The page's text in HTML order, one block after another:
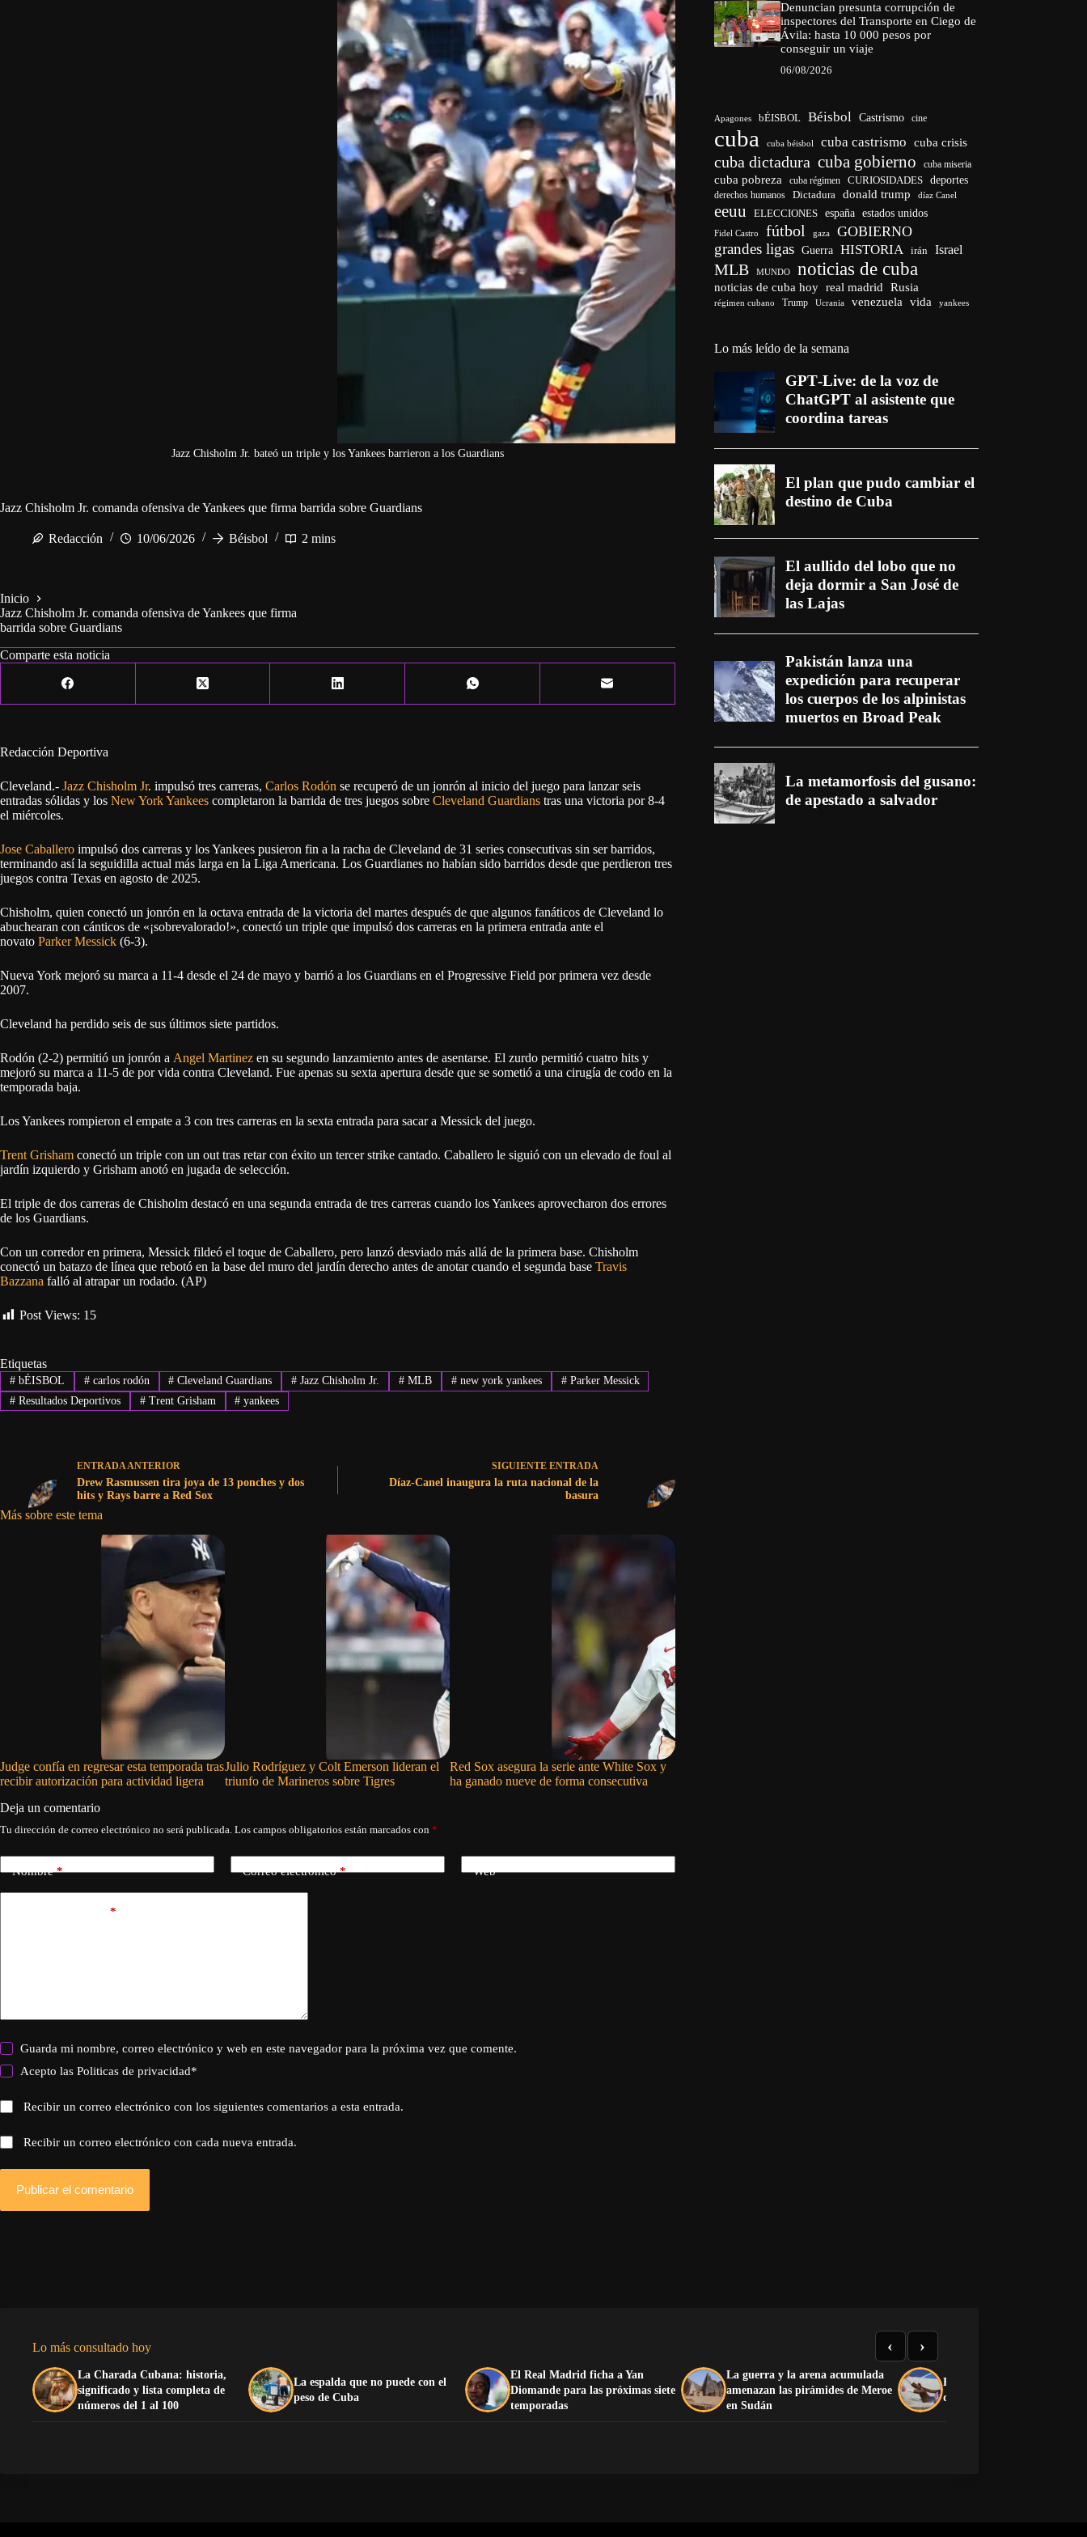
Jazz Chisholm Jr. bateó un triple y los Yankees barrieron a los Guardians
Jazz Chisholm Jr. comanda ofensiva de Yankees que firma barrida sobre Guardians
Redacción 10/06/2026 Béisbol 2 mins
Inicio
Jazz Chisholm Jr. comanda ofensiva de Yankees que firma
barrida sobre Guardians
Comparte esta noticia
Redacción Deportiva
Cleveland.- Jazz Chisholm Jr. impulsó tres carreras, Carlos Rodón se recuperó de un jonrón al inicio del juego para lanzar seis
entradas sólidas y los New York Yankees completaron la barrida de tres juegos sobre Cleveland Guardians tras una victoria por 8-4
el miércoles.
Jose Caballero impulsó dos carreras y los Yankees pusieron fin a la racha de Cleveland de 31 series consecutivas sin ser barridos,
terminando así la seguidilla actual más larga en la Liga Americana. Los Guardianes no habían sido barridos desde que perdieron tres
juegos contra Texas en agosto de 2025.
Chisholm, quien conectó un jonrón en la octava entrada de la victoria del martes después de que algunos fanáticos de Cleveland lo
abuchearan con cánticos de «¡sobrevalorado!», conectó un triple que impulsó dos carreras en la primera entrada ante el
novato Parker Messick (6-3).
Nueva York mejoró su marca a 11-4 desde el 24 de mayo y barrió a los Guardians en el Progressive Field por primera vez desde
2007.
Cleveland ha perdido seis de sus últimos siete partidos.
Rodón (2-2) permitió un jonrón a Angel Martinez en su segundo lanzamiento antes de asentarse. El zurdo permitió cuatro hits y
mejoró su marca a 11-5 de por vida contra Cleveland. Fue apenas su sexta apertura desde que se sometió a una cirugía de codo en la
temporada baja.
Los Yankees rompieron el empate a 3 con tres carreras en la sexta entrada para sacar a Messick del juego.
Trent Grisham conectó un triple con un out tras retar con éxito un tercer strike cantado. Caballero le siguió con un elevado de foul al
jardín izquierdo y Grisham anotó en jugada de selección.
El triple de dos carreras de Chisholm destacó en una segunda entrada de tres carreras cuando los Yankees aprovecharon dos errores
de los Guardians.
Con un corredor en primera, Messick fildeó el toque de Caballero, pero lanzó desviado más allá de la primera base. Chisholm
conectó un batazo de línea que rebotó en la base del muro del jardín derecho antes de anotar cuando el segunda base Travis
Bazzana falló al atrapar un rodado. (AP)
Post Views: 15
Etiquetas
#bÉISBOL #carlos rodón # Cleveland Guardians # Jazz Chisholm Jr. # MLB #new york yankees #Parker Messick
#Resultados Deportivos #Trent Grisham # yankees
ENTRADA ANTERIOR
Drew Rasmussen tira joya de 13 ponches y dos
hits y Rays barre a Red Sox
SIGUIENTE ENTRADA
Díaz-Canel inaugura la ruta nacional de la
basura
Más sobre este tema
Judge confía en regresar esta temporada tras
recibir autorización para actividad ligera
Julio Rodríguez y Colt Emerson lideran el
triunfo de Marineros sobre Tigres
Red Sox asegura la serie ante White Sox y
ha ganado nueve de forma consecutiva
Deja un comentario
Tu dirección de correo electrónico no será publicada. Los campos obligatorios están marcados con *
Nombre* Correo electrónico* Web
*
Guarda mi nombre, correo electrónico y web en este navegador para la próxima vez que comente.
Acepto lasPoliticas de privacidad*
Recibir un correo electrónico con los siguientes comentarios a esta entrada.
Recibir un correo electrónico con cada nueva entrada.
Publicar el comentario
Denuncian presunta corrupción de
inspectores del Transporte en Ciego de
Ávila: hasta 10 000 pesos por
conseguir un viaje
06/08/2026
Apagones bÉISBOL Béisbol Castrismo cine
cuba cuba béisbol cuba castrismo cuba crisis
cuba dictadura cuba gobierno cuba miseria
cuba pobreza cuba régimen CURIOSIDADES deportes
derechos humanos Dictadura donald trump díaz Canel
eeuu ELECCIONES españa estados unidos
Fidel Castro fútbol gaza GOBIERNO
grandes ligas Guerra HISTORIA irán Israel
MLB MUNDO noticias de cuba
noticias de cuba hoy real madrid Rusia
régimen cubano Trump Ucrania venezuela vida yankees
Lo más leído de la semana
Lo más consultado hoy
La Charada Cubana: historia,
significado y lista completa de
números del 1 al 100
La espalda que no puede con el
peso de Cuba
El Real Madrid ficha a Yan
Diomande para las próximas siete
temporadas
La guerra y la arena acumulada
amenazan las pirámides de Meroe
en Sudán
El medallero que el castrismo
quiere esconder
‹ ›